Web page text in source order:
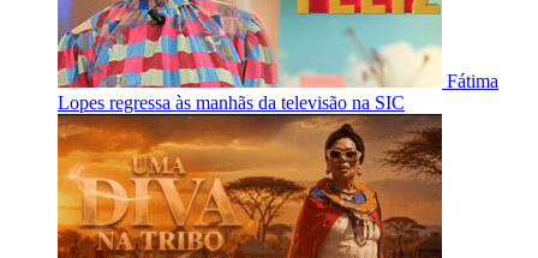
Fátima
Lopes regressa às manhãs da televisão na SIC